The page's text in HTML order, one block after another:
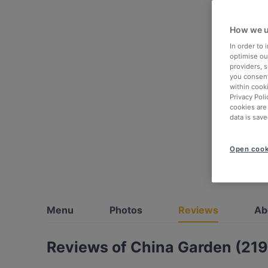
Menu Photos Reviews
Reviews of China Garden
How we
In order to
optimise
providers,
you
within
Privacy
cookies
data is
Open